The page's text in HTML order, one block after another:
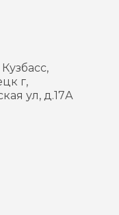
г,
ул, д.17А